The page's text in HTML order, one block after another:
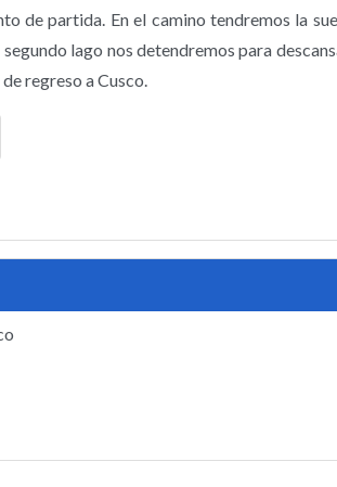
de partida. En el camino tendremos la
lago nos detendremos para
regreso a Cusco.